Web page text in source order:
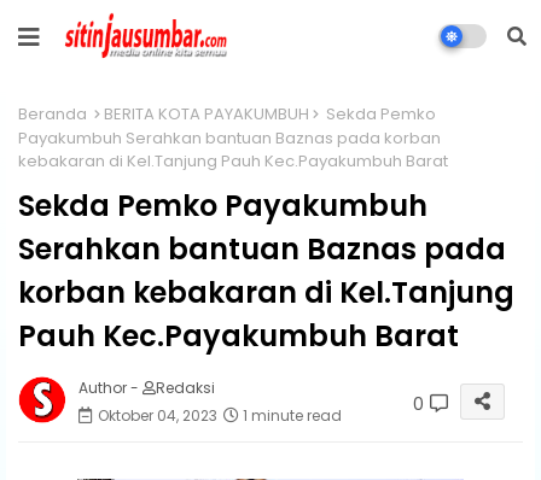
Beranda BERITA KOTA PAYAKUMBUH
Sekda Pemko
Payakumbuh Serahkan bantuan Baznas pada korban
kebakaran di Kel.Tanjung Pauh Kec.Payakumbuh Barat
Sekda Pemko Payakumbuh
Serahkan bantuan Baznas pada
korban kebakaran di Kel.Tanjung
Pauh Kec.Payakumbuh Barat
Author -
Redaksi
Oktober 04, 2023
1 minute read 0